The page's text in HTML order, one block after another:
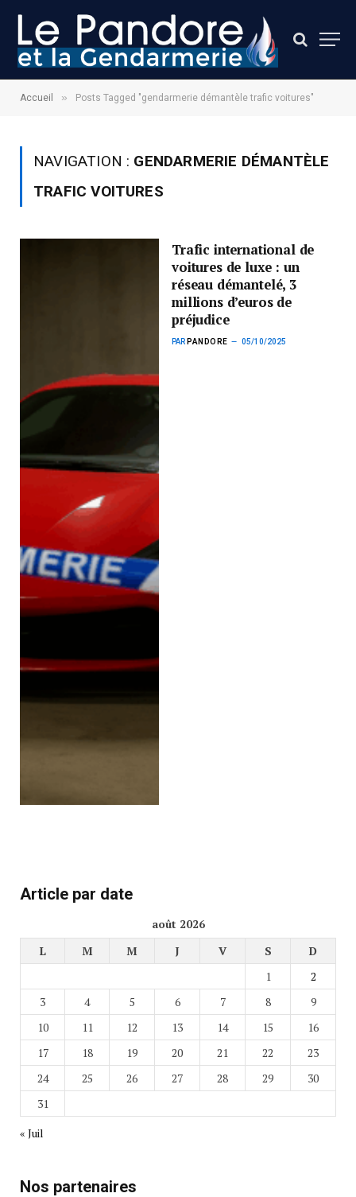
Accueil » Posts Tagged "gendarmerie démantèle trafic voitures"
NAVIGATION : GENDARMERIE DÉMANTÈLE
TRAFIC VOITURES
Trafic international de
voitures de luxe : un
réseau démantelé, 3
millions d’euros de
préjudice
PAR PANDORE 05/10/2025
Article par date
août 2026
L
M M J V S
D
1
2
3
4 5 6 7 8
9
10
11 12 13 14 15
16
17
18 19 20 21 22
23
24
25 26 27 28 29
30
31
« Juil
Nos partenaires